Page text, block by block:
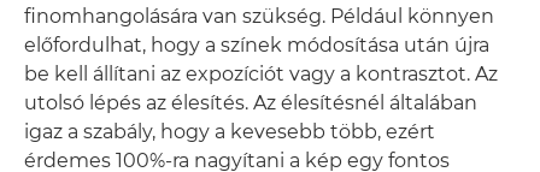
finomhangolására van szükség. Például könnyen
előfordulhat, hogy a színek módosítása után újra
be kell állítani az expozíciót vagy a kontrasztot. Az
utolsó lépés az élesítés. Az élesítésnél általában
igaz a szabály, hogy a kevesebb több, ezért
érdemes 100%-ra nagyítani a kép egy fontos